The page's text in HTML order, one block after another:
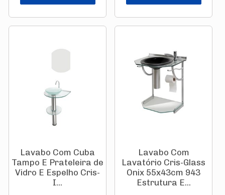
Lavabo Com Cuba
Tampo E Prateleira de
Vidro E Espelho Cris-
I...
Lavabo Com
Lavatório Cris-Glass
Onix 55x43cm 943
Estrutura E...